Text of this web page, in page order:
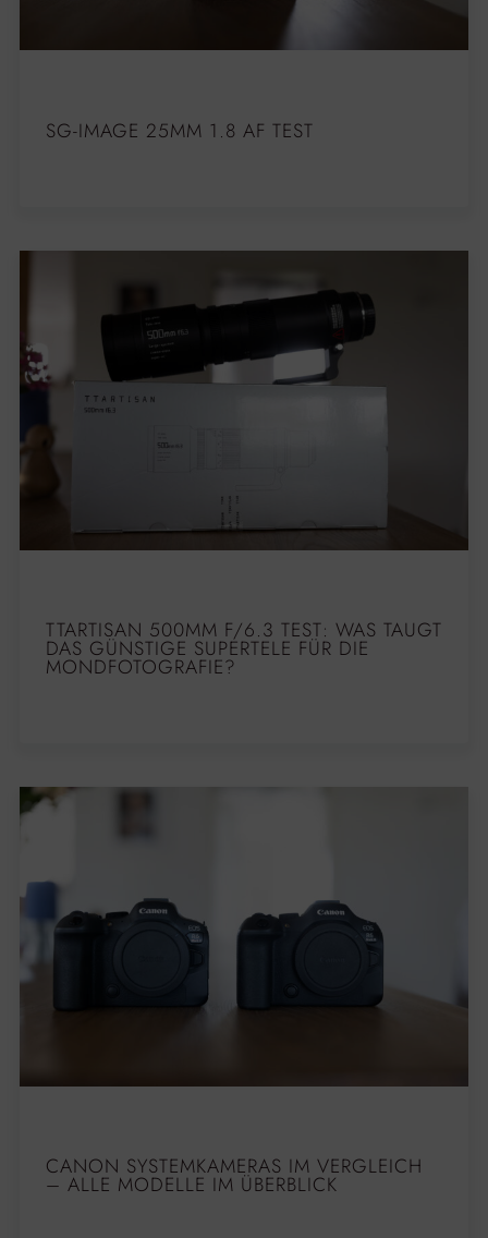
SG-IMAGE 25MM 1.8 AF TEST
TTARTISAN 500MM F/6.3 TEST: WAS TAUGT
DAS GÜNSTIGE SUPERTELE FÜR DIE
MONDFOTOGRAFIE?
CANON SYSTEMKAMERAS IM VERGLEICH
– ALLE MODELLE IM ÜBERBLICK